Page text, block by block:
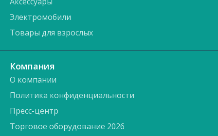
Электромобили
Товары для взрослых
Компания
О компании
Политика конфиденциальности
Пресс-центр
Торговое оборудование 2026